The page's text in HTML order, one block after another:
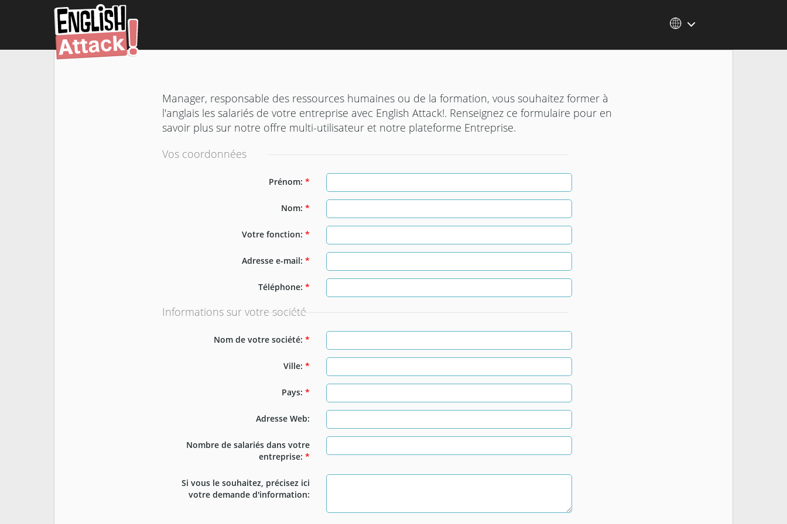
Manager, responsable des ressources humaines ou de la formation, vous souhaitez former à
l'anglais les salariés de votre entreprise avec English Attack!. Renseignez ce formulaire pour en
savoir plus sur notre offre multi-utilisateur et notre plateforme Entreprise.
Vos coordonnées
Prénom: *
Nom: *
Votre fonction: *
Adresse e-mail: *
Téléphone: *
Informations sur votre société
Nom de votre société: *
Ville: *
Pays: *
Adresse Web:
Nombre de salariés dans votre
entreprise: *
Si vous le souhaitez, précisez ici
votre demande d'information: